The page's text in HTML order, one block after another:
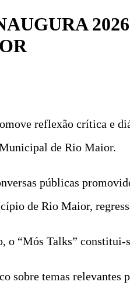
reflexão crítica e
de Rio Maior.
públicas
de Rio Maior,
o “Mós Talks”
sobre temas relevantes